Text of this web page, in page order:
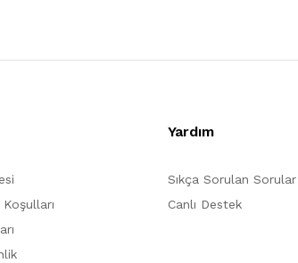
Yardım
Sıkça Sorulan Sorular
Canlı Destek